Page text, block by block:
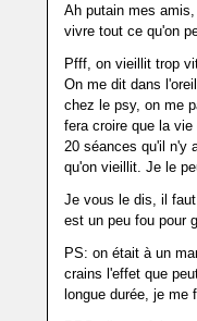
Ah putain mes
vivre tout ce qu'on
Pfff, on vieillit trop
On me dit dans
chez le psy, on me
fera croire que la
20 séances qu'il n'y
qu'on vieillit. Je le
Je vous le dis, il
est un peu fou pour
PS: on était à un
crains l'effet que
longue durée, je me